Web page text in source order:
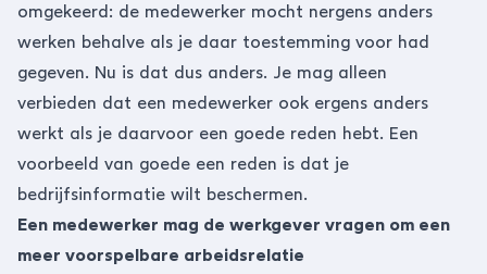
omgekeerd: de medewerker mocht nergens anders
werken behalve als je daar toestemming voor had
gegeven. Nu is dat dus anders. Je mag alleen
verbieden dat een medewerker ook ergens anders
werkt als je daarvoor een goede reden hebt. Een
voorbeeld van goede een reden is dat je
bedrijfsinformatie wilt beschermen.
Een medewerker mag de werkgever vragen om een
meer voorspelbare arbeidsrelatie